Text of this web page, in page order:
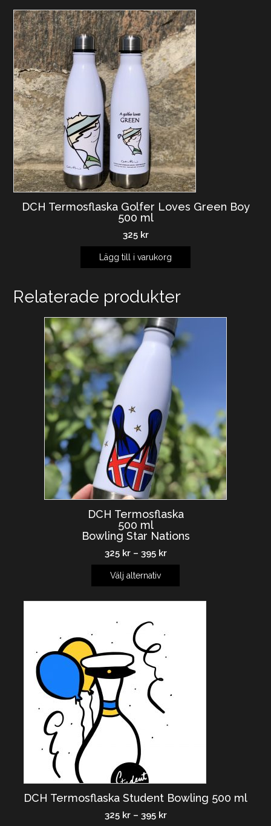
DCH Termosflaska Golfer Loves Green Boy
500 ml
325 kr
Lägg till i varukorg
Relaterade produkter
DCH Termosflaska
500 ml
Bowling Star Nations
325 kr– 395 kr
Välj alternativ
DCH Termosflaska Student Bowling 500 ml
325 kr– 395 kr